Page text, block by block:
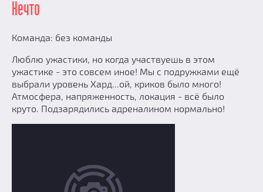
Нечто
Команда: без команды
Люблю ужастики, но когда участвуешь в этом
ужастике - это совсем иное! Мы с подружками ещё
выбрали уровень Хард...ой, криков было много!
Атмосфера, напряженность, локация - всё было
круто. Подзарядились адреналином нормально!